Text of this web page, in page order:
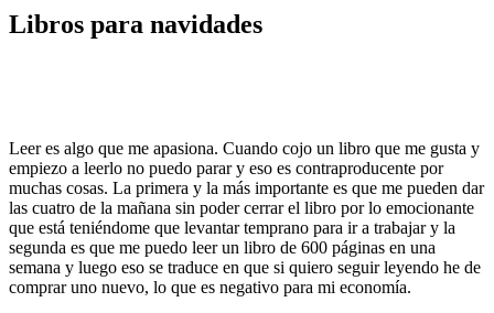
Libros para navidades
Leer es algo que me apasiona. Cuando cojo un libro que me gusta y
empiezo a leerlo no puedo parar y eso es contraproducente por
muchas cosas. La primera y la más importante es que me pueden dar
las cuatro de la mañana sin poder cerrar el libro por lo emocionante
que está teniéndome que levantar temprano para ir a trabajar y la
segunda es que me puedo leer un libro de 600 páginas en una
semana y luego eso se traduce en que si quiero seguir leyendo he de
comprar uno nuevo, lo que es negativo para mi economía.